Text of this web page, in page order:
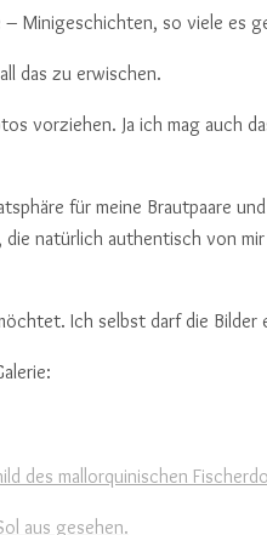
Minigeschichten, so viele es
das zu erwischen.
vorziehen. Ja ich mag
für meine Brautpaare
natürlich authentisch von
Ich selbst darf die